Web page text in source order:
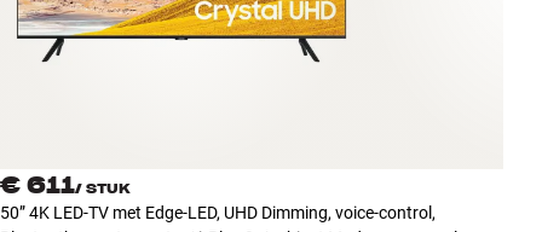
Accessoires
NIEUW
€ 611/ STUK
50” 4K LED-TV met Edge-LED, UHD Dimming, voice-control,